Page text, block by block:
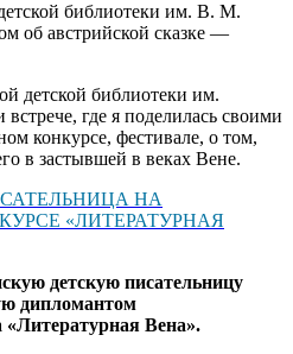
библиотеки им. В. М.
об австрийской сказке —
детской библиотеки им.
где я поделилась своими
конкурсе, фестивале, о том,
в застывшей в веках Вене.
НА
«ЛИТЕРАТУРНАЯ
детскую писательницу
дипломантом
Вена».